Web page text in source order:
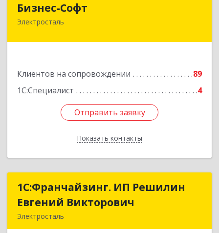
Бизнес-Софт
Электросталь
Клиентов на сопровождении
89
1С:Специалист
4
Отправить заявку
Показать контакты
144000, Московская обл, Электросталь г, Карла
Отправить заявку
Назад
1С:Франчайзинг. ИП Решилин
Евгений Викторович
Электросталь
1С:Франчайзинг. ИП Решилин
Евгений Викторович